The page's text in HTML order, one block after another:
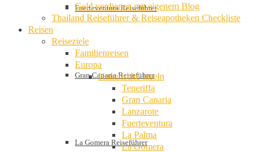
Fuerteventura Reiseführer
Gran Canaria Reiseführer
La Gomera Reiseführer
Geld verdienen mit eigenem Blog
Thailand Reiseführer & Reiseapotheken Checkliste
Reisen
Reiseziele
Familienreisen
Europa
Kanarische Inseln
Teneriffa
Gran Canaria
Lanzarote
Fuerteventura
La Palma
La Gomera